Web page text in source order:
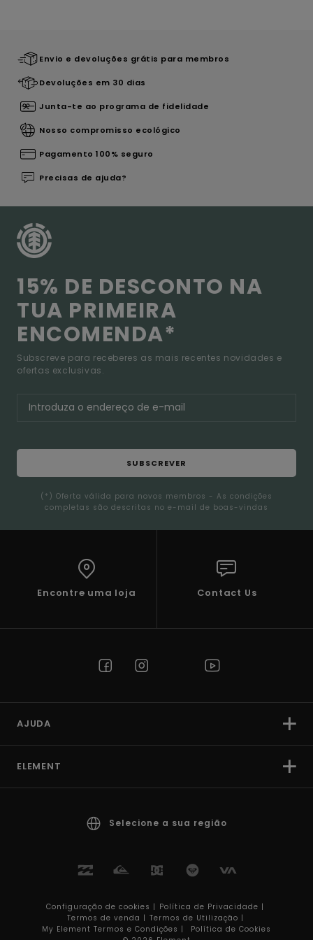
Envio e devoluções grátis para membros
Devoluções em 30 dias
Junta-te ao programa de fidelidade
Nosso compromisso ecológico
Pagamento 100% seguro
Precisas de ajuda?
15% DE DESCONTO NA
TUA PRIMEIRA
ENCOMENDA*
Subscreve para receberes as mais recentes novidades e
ofertas exclusivas.
SUBSCREVER
(*) Oferta válida para novos membros - As condições
completas são descritas no e-mail de boas-vindas
Encontre uma loja Contact Us
AJUDA
ELEMENT
Selecione a sua região
Configuração de cookies | Política de Privacidade |
Termos de venda | Termos de Utilizaçâo |
My Element Termos e Condições |
Política de Cookies